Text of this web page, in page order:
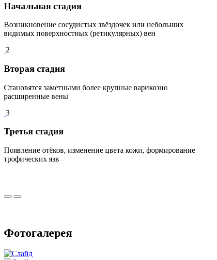
Начальная стадия
Возникновение сосудистых звёздочек или небольших
видимых поверхностных (ретикулярных) вен
2
Вторая стадия
Становятся заметными более крупные варикозно
расширенные вены
3
Третья стадия
Появление отёков, изменение цвета кожи, формирование
трофических язв
Фотогалерея